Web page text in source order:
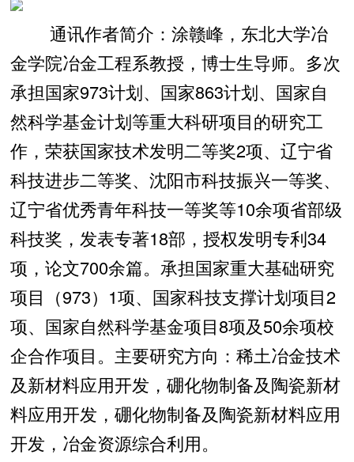
通讯作者简介：涂赣峰，东北大学冶
金学院冶金工程系教授，博士生导师。多次
承担国家973计划、国家863计划、国家自
然科学基金计划等重大科研项目的研究工
作，荣获国家技术发明二等奖2项、辽宁省
科技进步二等奖、沈阳市科技振兴一等奖、
辽宁省优秀青年科技一等奖等10余项省部级
科技奖，发表专著18部，授权发明专利34
项，论文700余篇。承担国家重大基础研究
项目（973）1项、国家科技支撑计划项目2
项、国家自然科学基金项目8项及50余项校
企合作项目。主要研究方向：稀土冶金技术
及新材料应用开发，硼化物制备及陶瓷新材
料应用开发，硼化物制备及陶瓷新材料应用
开发，冶金资源综合利用。